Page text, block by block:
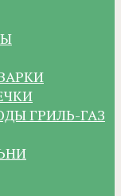
ГРИЛЬ-ГАЗ